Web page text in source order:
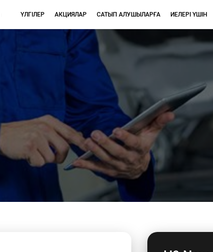
ҮЛГІЛЕР АКЦИЯЛАР САТЫП АЛУШЫЛАРҒА ИЕЛЕРІ ҮШІН